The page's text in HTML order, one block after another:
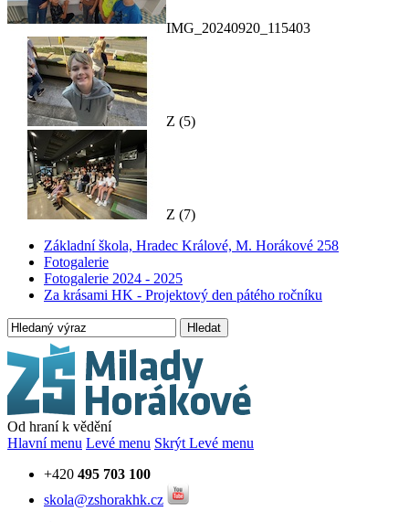
IMG_20240920_115403
Z (5)
Z (7)
Základní škola, Hradec Králové, M. Horákové 258
Fotogalerie
Fotogalerie 2024 - 2025
Za krásami HK - Projektový den pátého ročníku
Hledat
Od hraní k vědění
Hlavní menu Levé menu Skrýt Levé menu
+420 495 703 100
skola@zshorakhk.cz